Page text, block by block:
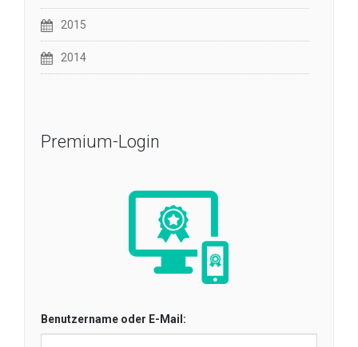
2015
2014
Premium-Login
Benutzername oder E-Mail: